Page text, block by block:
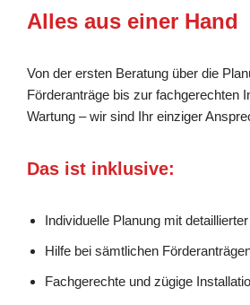
Alles aus einer Hand
Von der ersten Beratung über die
Förderanträge bis zur fachgerechten
Wartung – wir sind Ihr einziger
Das ist inklusive:
Individuelle Planung mit
Hilfe bei sämtlichen
Fachgerechte und zügige